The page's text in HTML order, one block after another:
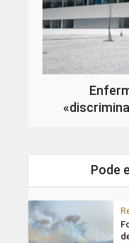
Pode